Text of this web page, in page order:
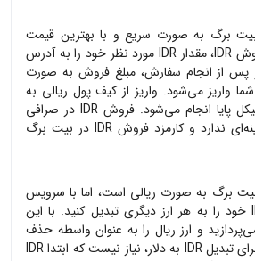
برگ به صورت سریع و با بهترین قیمت
IDR، مقدار IDR مورد نظر خود را به آدرس
پس از انجام سفارش، مبلغ فروش به صورت
واریز می‌شود. واریز از کیف پول ریالی به
پایا انجام می‌شود. فروش IDR در صرافی
ندارد و کارمزد فروش IDR در بیت برگ
برگ به صورت ریالی است، اما با سرویس
خود را به هر ارز دیگری تبدیل کنید. با این
و ارز ریال را به عنوان واسطه حذف
تبدیلIDR به دلار، نیاز نیست که ابتداIDR